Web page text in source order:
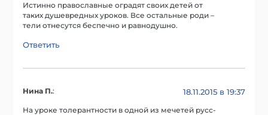
Истинно православные оградят своих детей от
таких душевредных уроков. Все остальные роди –
тели отнесутся беспечно и равнодушно.
Ответить
Нина П.: 18.11.2015 в 19:37
На уроке толерантности в одной из мечетей русс-